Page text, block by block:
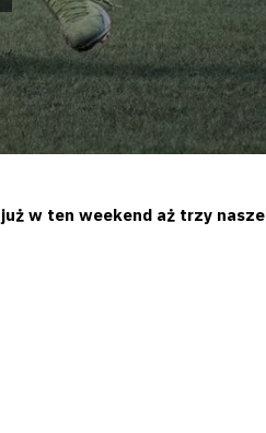
w ten weekend aż trzy nasze